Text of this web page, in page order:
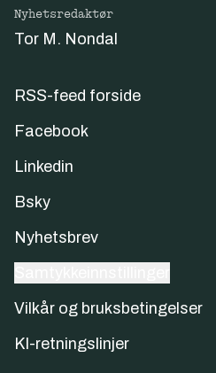
Nyhetsredaktør
Tor M. Nondal
RSS-feed forside
Facebook
Linkedin
Bsky
Nyhetsbrev
Vilkår og bruksbetingelser
KI-retningslinjer